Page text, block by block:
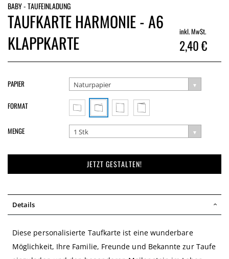
BABY - TAUFEINLADUNG
TAUFKARTE HARMONIE - A6
KLAPPKARTE
inkl. MwSt.
2,40 €
MENGE 1 Stk
PAPIER Naturpapier
FORMAT
JETZT GESTALTEN!
Details
Diese personalisierte Taufkarte ist eine wunderbare
Möglichkeit, Ihre Familie, Freunde und Bekannte zur Taufe